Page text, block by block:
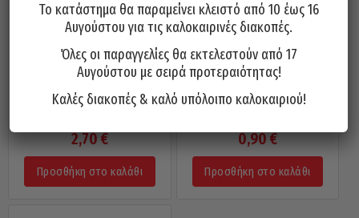
Μύτη 1/4 USH Γερμανίας Torx /
2,70€
Προσθήκη στο καλάθι
Μύτη 1/4 USH Γερμανίας Torx /
0,90€
Προσθήκη στο καλάθι
Το κατάστημα θα παραμείνει κλειστό από 10 έως 16
Αυγούστου για τις καλοκαιρινές διακοπές.
Όλες οι παραγγελίες θα εκτελεστούν από 17
Αυγούστου με σειρά προτεραιότητας!
Καλές διακοπές & καλό υπόλοιπο καλοκαιριού!